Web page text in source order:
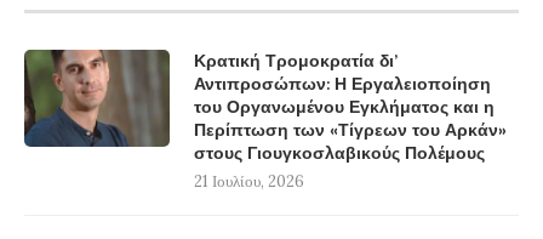
Κρατική Τρομοκρατία δι’
Αντιπροσώπων: Η Εργαλειοποίηση
του Οργανωμένου Εγκλήματος και η
Περίπτωση των «Τίγρεων του Αρκάν»
στους Γιουγκοσλαβικούς Πολέμους
21 Ιουλίου, 2026